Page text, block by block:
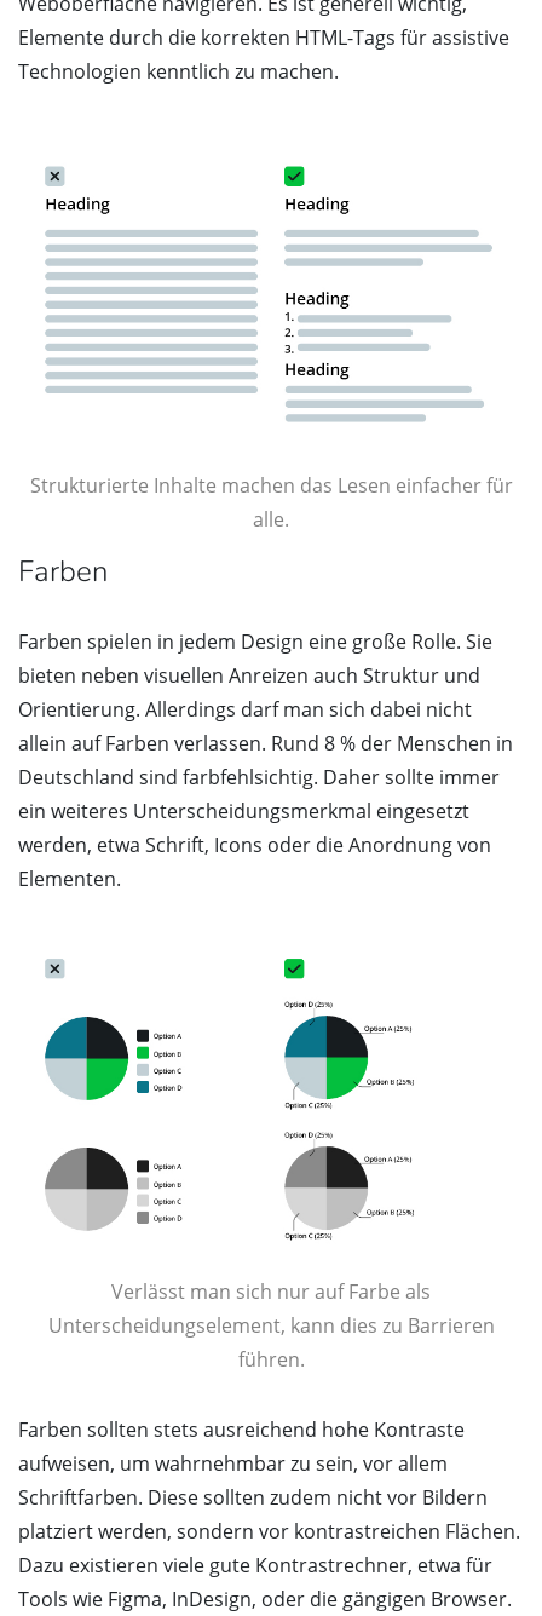
Elemente durch die korrekten HTML-Tags für assistive
Technologien kenntlich zu machen.
Strukturierte Inhalte machen das Lesen einfacher für
alle.
Farben
Farben spielen in jedem Design eine große Rolle. Sie
bieten neben visuellen Anreizen auch Struktur und
Orientierung. Allerdings darf man sich dabei nicht
allein auf Farben verlassen. Rund 8 % der Menschen in
Deutschland sind farbfehlsichtig. Daher sollte immer
ein weiteres Unterscheidungsmerkmal eingesetzt
werden, etwa Schrift, Icons oder die Anordnung von
Elementen.
Verlässt man sich nur auf Farbe als
Unterscheidungselement, kann dies zu Barrieren
führen.
Farben sollten stets ausreichend hohe Kontraste
aufweisen, um wahrnehmbar zu sein, vor allem
Schriftfarben. Diese sollten zudem nicht vor Bildern
platziert werden, sondern vor kontrastreichen Flächen.
Dazu existieren viele gute Kontrastrechner, etwa für
Tools wie Figma, InDesign, oder die gängigen Browser.